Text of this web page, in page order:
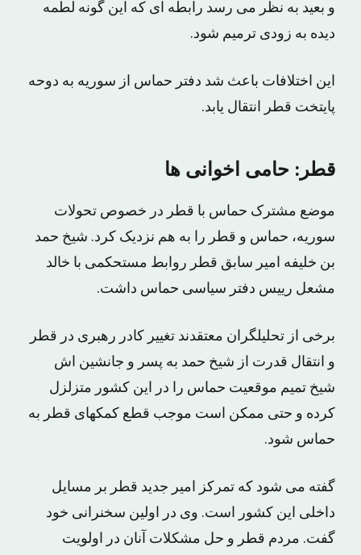
و بعید به نظر مى رسد رابطه اى که این گونه لطمه
دیده به زودى ترمیم شود.
این اختلافات باعث شد دفتر حماس از سوریه به دوحه
پایتخت قطر انتقال یابد.
قطر: حامى اخوانى ها
موضع مشترک حماس با قطر در خصوص تحولات
سوریه، حماس و قطر را به هم نزدیک کرد. شیخ حمد
بن خلیفه امیر سابق قطر روابط مستحکمى با خالد
مشعل رییس دفتر سیاسى حماس داشت.
برخى از تحلیلگران معتقدند تغییر کادر رهبرى در قطر
و انتقال قدرت از شیخ حمد به پسر و جانشین اش
شیخ تمیم موقعیت حماس را در این کشور متزلزل
کرده و حتى ممکن است موجب قطع کمکهاى قطر به
حماس شود.
گفته مى شود که تمرکز امیر جدید قطر بر مسایل
داخلى این کشور است. وى در اولین سخنرانى خود
گفت. مردم قطر و حل مشکلات آنان در اولویت